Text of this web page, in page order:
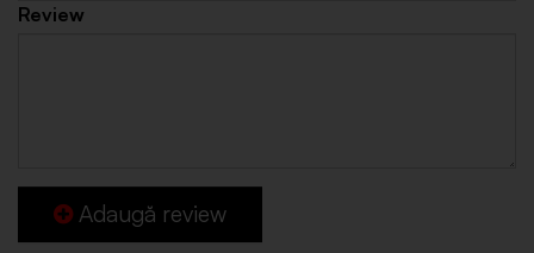
Review
Adaugă review